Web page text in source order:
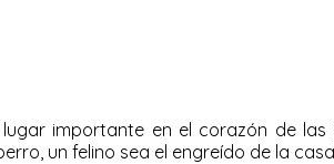
importante en el corazón de las
un felino sea el engreído de la